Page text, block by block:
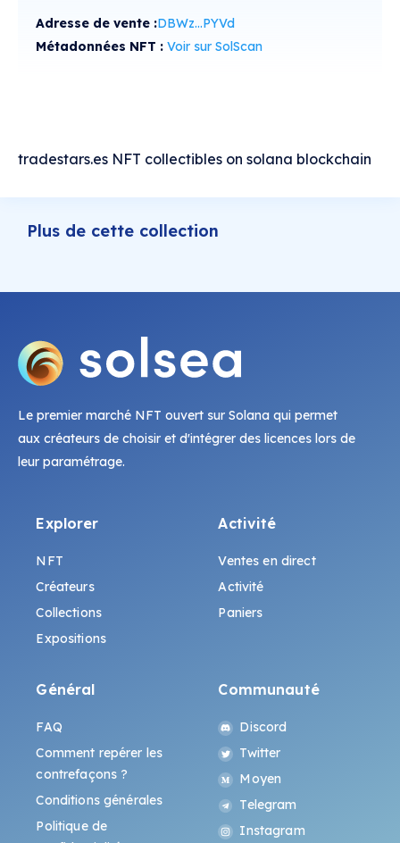
Adresse de vente :DBWz...PYVd
Métadonnées NFT : Voir sur SolScan
tradestars.es NFT collectibles on solana blockchain
Plus de cette collection
Le premier marché NFT ouvert sur Solana qui permet
aux créateurs de choisir et d'intégrer des licences lors de
leur paramétrage.
Explorer
NFT
Créateurs
Collections
Expositions
Activité
Ventes en direct
Activité
Paniers
Général
FAQ
Comment repérer les
contrefaçons ?
Conditions générales
Politique de
Communauté
Discord
Twitter
Moyen
Telegram
Instagram